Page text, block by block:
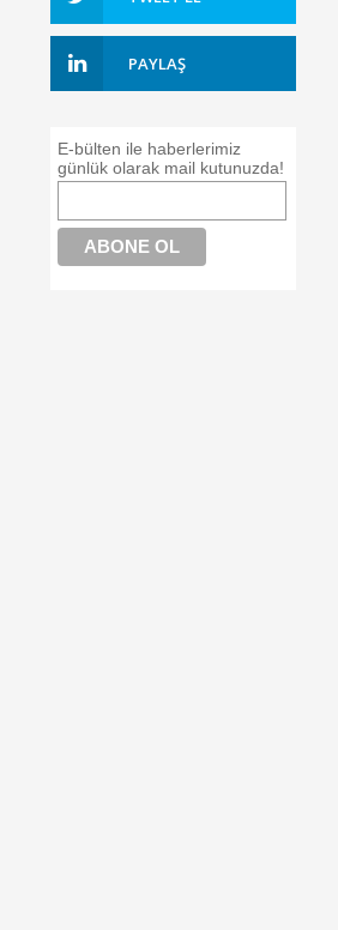
PAYLAŞ
E-bülten ile haberlerimiz
günlük olarak mail kutunuzda!